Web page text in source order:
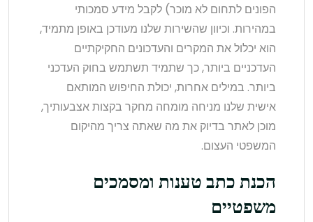
הפונים לתחום לא מוכר) לקבל מידע סמכותי
במהירות. וכיוון שהשירות שלנו מעודכן באופן מתמיד,
הוא יכלול את המקרים והעדכונים החקיקתיים
העדכניים ביותר, כך שתמיד תשתמש בחוק העדכני
ביותר. במילים אחרות, יכולת החיפוש המותאם
אישית שלנו מניחה מומחה מחקר בקצות אצבעותיך,
מוכן לאתר בדיוק את מה שאתה צריך מהיקום
המשפטי העצום.
הכנת כתב טענות ומסמכים
משפטיים